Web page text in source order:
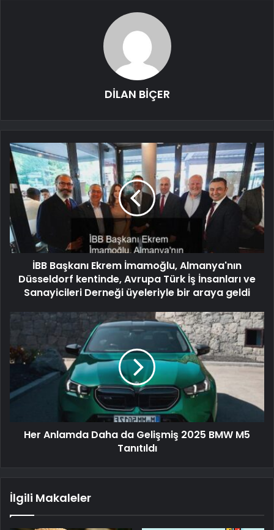
DİLAN BİÇER
İBB Başkanı Ekrem İmamoğlu, Almanya'nın
Düsseldorf kentinde, Avrupa Türk İş İnsanları ve
Sanayicileri Derneği üyeleriyle bir araya geldi
Her Anlamda Daha da Gelişmiş 2025 BMW M5
Tanıtıldı
İlgili Makaleler